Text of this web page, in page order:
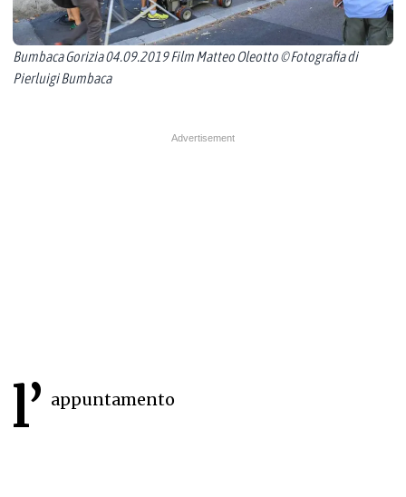
Bumbaca Gorizia 04.09.2019 Film Matteo Oleotto © Fotografia di
Pierluigi Bumbaca
l’ appuntamento